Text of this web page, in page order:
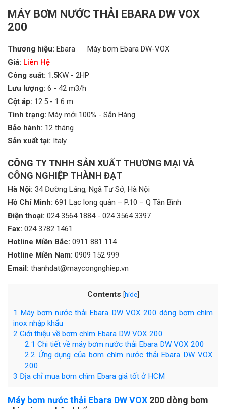
MÁY BƠM NƯỚC THẢI EBARA DW VOX
200
Thương hiệu: Ebara
Máy bơm Ebara DW-VOX
Giá: Liên Hệ
Công suất: 1.5KW - 2HP
Lưu lượng: 6 - 42 m3/h
Cột áp: 12.5 - 1.6 m
Tình trạng: Máy mới 100% - Sẵn Hàng
Bảo hành: 12 tháng
Sản xuất tại: Italy
CÔNG TY TNHH SẢN XUẤT THƯƠNG MẠI VÀ
CÔNG NGHIỆP THÀNH ĐẠT
Hà Nội: 34 Đường Láng, Ngã Tư Sở, Hà Nội
Hồ Chí Minh: 691 Lạc long quân – P.10 – Q Tân Bình
Điện thoại: 024 3564 1884- 024 3564 3397
Fax: 024 3782 1461
Hotline Miền Bắc: 0911 881 114
Hotline Miền Nam: 0909 152 999
Email: thanhdat@maycongnghiep.vn
Contents [hide]
1 Máy bơm nước thải Ebara DW VOX 200 dòng bơm chìm
inox nhập khẩu
2 Giới thiệu về bơm chìm Ebara DW VOX 200
2.1 Chi tiết về máy bơm nước thải Ebara DW VOX 200
2.2 Ứng dụng của bơm chìm nước thải Ebara DW VOX
200
3 Địa chỉ mua bơm chìm Ebara giá tốt ở HCM
Máy bơm nước thải Ebara DW VOX 200 dòng bơm